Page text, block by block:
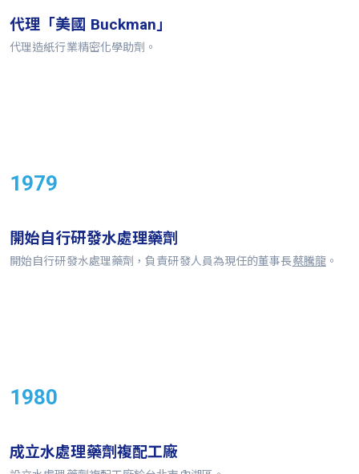
代理「美國 Buckman」
代理造紙行業精密化學助劑。
1979
開始自行研發水處理藥劑
開始自行研發水處理藥劑，負責研發人員為現任的董事長蔡騰龍。
1980
成立水處理藥劑複配工廠